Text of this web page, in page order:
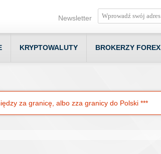
Newsletter
KRYPTOWALUTY BROKERZY FOREX
za granicę, albo zza granicy do Polski ***